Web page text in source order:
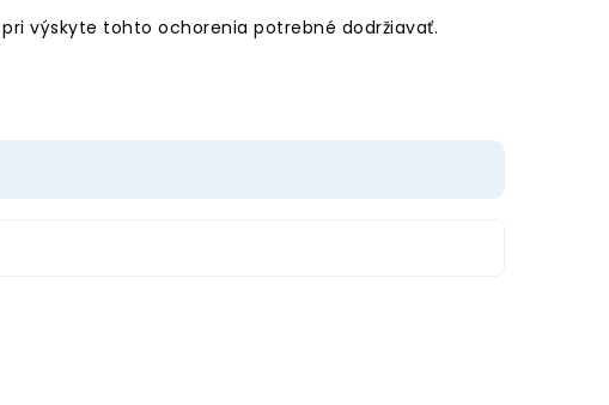
výskyte tohto ochorenia potrebné dodržiavať.